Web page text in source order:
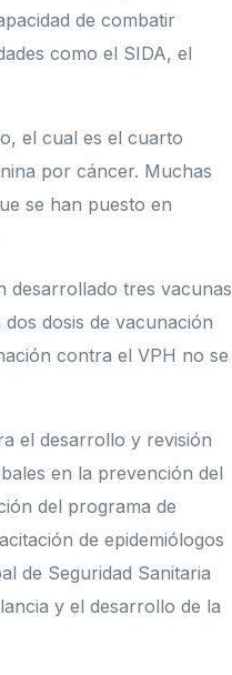
de combatir
como el SIDA, el
el cual es el cuarto
por cáncer. Muchas
se han puesto en
desarrollado tres vacunas
dosis de vacunación
contra el VPH no se
el desarrollo y revisión
en la prevención del
del programa de
de epidemiólogos
de Seguridad Sanitaria
y el desarrollo de la